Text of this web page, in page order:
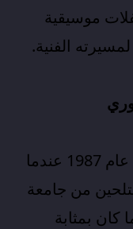
موسيقية
الفنية.
بدأت رحلة مروان خوري الفنية عام 1987 عندما
من جامعة
كان بمثابة